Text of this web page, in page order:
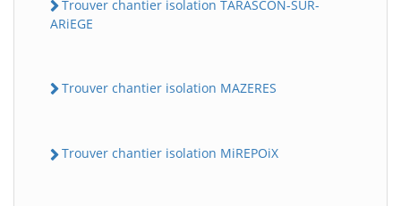
Trouver chantier isolation TARASCON-SUR-
ARiEGE
Trouver chantier isolation MAZERES
Trouver chantier isolation MiREPOiX